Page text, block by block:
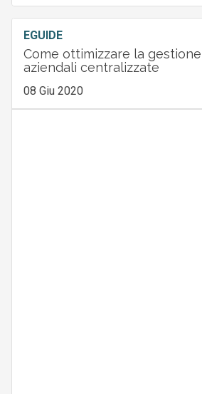
EGUIDE
Come ottimizzare la
aziendali centralizzate
08 Giu 2020